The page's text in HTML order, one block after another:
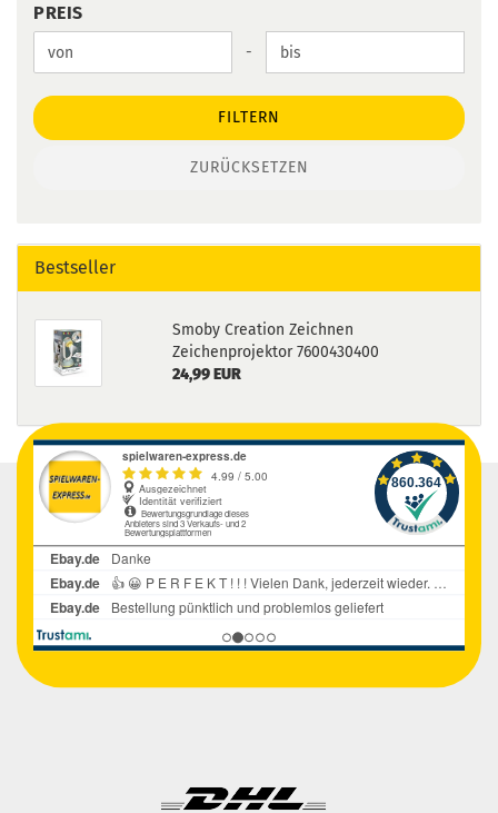
PREIS
PREIS
Preis bis -
FILTERN
ZURÜCKSETZEN
Bestseller
Smoby Creation Zeichnen
Zeichenprojektor 7600430400
24,99 EUR